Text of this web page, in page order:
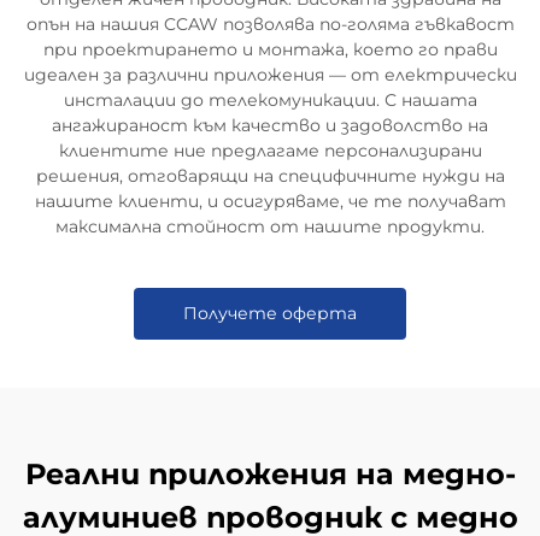
опън на нашия CCAW позволява по-голяма гъвкавост
при проектирането и монтажа, което го прави
идеален за различни приложения — от електрически
инсталации до телекомуникации. С нашата
ангажираност към качество и задоволство на
клиентите ние предлагаме персонализирани
решения, отговарящи на специфичните нужди на
нашите клиенти, и осигуряваме, че те получават
максимална стойност от нашите продукти.
Получете оферта
Реални приложения на медно-
алуминиев проводник с медно